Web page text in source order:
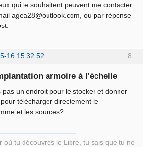
qui le souhaitent peuvent me contacter
agea28@outlook.com, ou par réponse
8
16 15:32:52
armoire à l'échelle
pas un endroit pour le stocker et donner
télécharger directement le
et les sources?
où tu découvres le Libre, tu sais que tu ne